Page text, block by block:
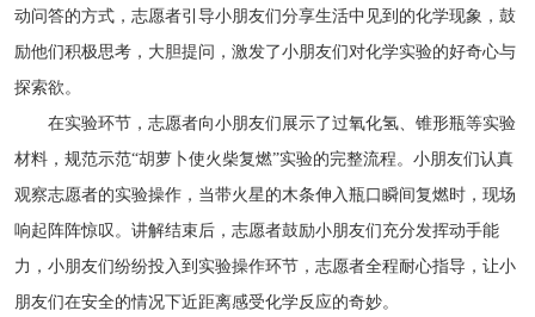
动问答的方式，志愿者引导小朋友们分享生活中见到的化学现象，鼓
励他们积极思考，大胆提问，激发了小朋友们对化学实验的好奇心与
探索欲。
在实验环节，志愿者向小朋友们展示了过氧化氢、锥形瓶等实验
材料，规范示范“胡萝卜使火柴复燃”实验的完整流程。小朋友们认真
观察志愿者的实验操作，当带火星的木条伸入瓶口瞬间复燃时，现场
响起阵阵惊叹。讲解结束后，志愿者鼓励小朋友们充分发挥动手能
力，小朋友们纷纷投入到实验操作环节，志愿者全程耐心指导，让小
朋友们在安全的情况下近距离感受化学反应的奇妙。